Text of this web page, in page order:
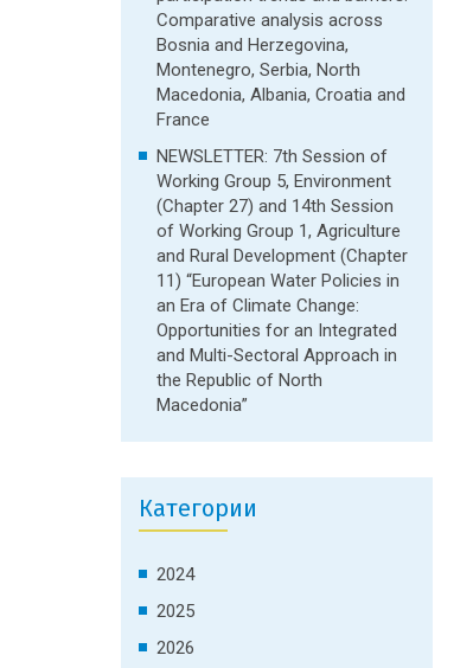
Comparative analysis across
Bosnia and Herzegovina,
Montenegro, Serbia, North
Macedonia, Albania, Croatia and
France
NEWSLETTER: 7th Session of
Working Group 5, Environment
(Chapter 27) and 14th Session
of Working Group 1, Agriculture
and Rural Development (Chapter
11) “European Water Policies in
an Era of Climate Change:
Opportunities for an Integrated
and Multi-Sectoral Approach in
the Republic of North
Macedonia”
Категории
2024
2025
2026